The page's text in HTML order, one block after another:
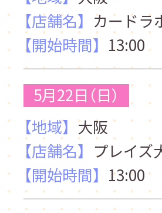
【店舗名】 カードラ
【開始時間】 13:00
5月22日（日）
【地域】 大阪
【店舗名】 プレイズ
【開始時間】 13:00